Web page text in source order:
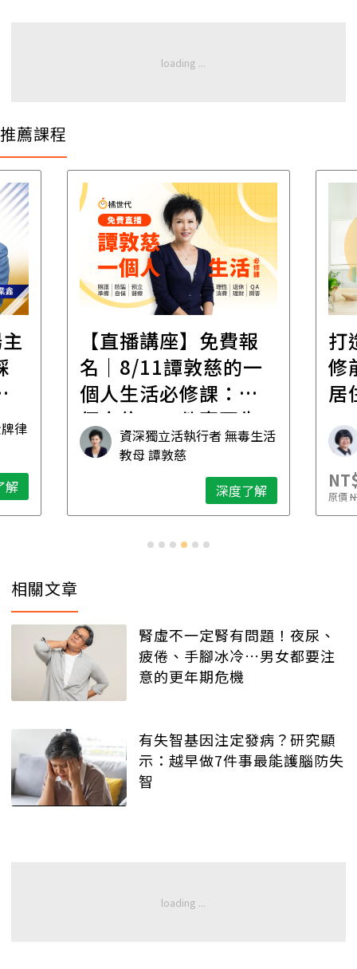
推薦課程
律
解
【直播講座】免費報
名｜8/11譚敦慈的一
個人生活必修課：一
個人住，五件事要先
想清楚！資深獨立活執行者 無毒生活
教母 譚敦慈
深度了解
打
修
居
原價
相關文章
腎虛不一定腎有問題！夜尿、
疲倦、手腳冰冷…男女都要注
意的更年期危機
有失智基因注定發病？研究顯
示：越早做7件事最能護腦防失
智